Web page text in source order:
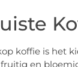
koffie is het
en